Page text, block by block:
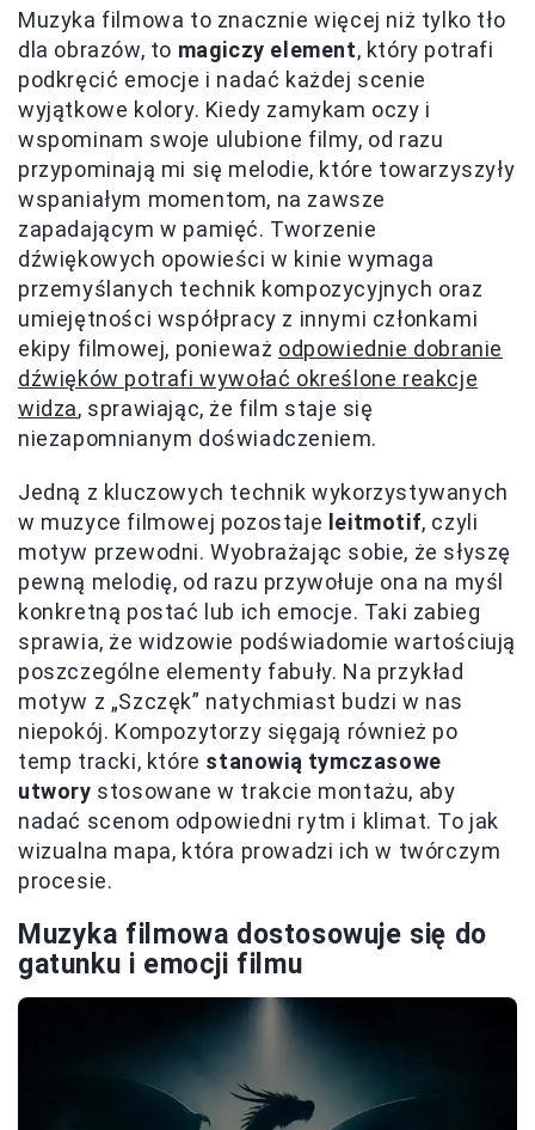
Muzyka filmowa to znacznie więcej niż tylko tło
dla obrazów, to magiczy element, który potrafi
podkręcić emocje i nadać każdej scenie
wyjątkowe kolory. Kiedy zamykam oczy i
wspominam swoje ulubione filmy, od razu
przypominają mi się melodie, które towarzyszyły
wspaniałym momentom, na zawsze
zapadającym w pamięć. Tworzenie
dźwiękowych opowieści w kinie wymaga
przemyślanych technik kompozycyjnych oraz
umiejętności współpracy z innymi członkami
ekipy filmowej, ponieważ odpowiednie dobranie
dźwięków potrafi wywołać określone reakcje
widza, sprawiając, że film staje się
niezapomnianym doświadczeniem.
Jedną z kluczowych technik wykorzystywanych
w muzyce filmowej pozostaje leitmotif, czyli
motyw przewodni. Wyobrażając sobie, że słyszę
pewną melodię, od razu przywołuje ona na myśl
konkretną postać lub ich emocje. Taki zabieg
sprawia, że widzowie podświadomie wartościują
poszczególne elementy fabuły. Na przykład
motyw z „Szczęk” natychmiast budzi w nas
niepokój. Kompozytorzy sięgają również po
temp tracki, które stanowią tymczasowe
utwory stosowane w trakcie montażu, aby
nadać scenom odpowiedni rytm i klimat. To jak
wizualna mapa, która prowadzi ich w twórczym
procesie.
Muzyka filmowa dostosowuje się do
gatunku i emocji filmu